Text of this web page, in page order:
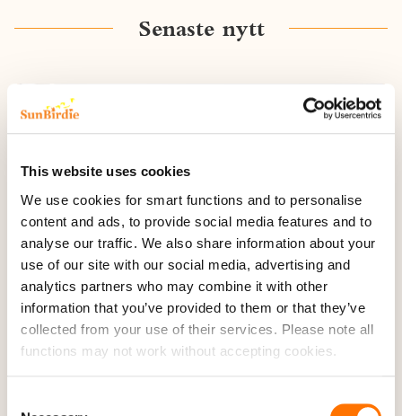
This website uses cookies
We use cookies for smart functions and to personalise
content and ads, to provide social media features and to
analyse our traffic. We also share information about your
use of our site with our social media, advertising and
analytics partners who may combine it with other
information that you’ve provided to them or that they’ve
collected from your use of their services. Please note all
functions may not work without accepting cookies.
Senaste nytt
2 juni 2026
Nyhet! Superfina och moderna lägenheter i